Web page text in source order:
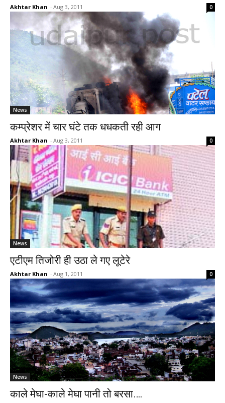
Akhtar Khan - Aug 3, 2011 0
News
कम्प्रेशर में चार घंटे तक धधकती रही आग
Akhtar Khan - Aug 3, 2011 0
News
एटीएम तिजोरी ही उठा ले गए लूटेरे
Akhtar Khan - Aug 1, 2011 0
News
काले मेघा-काले मेघा पानी तो बरसा….